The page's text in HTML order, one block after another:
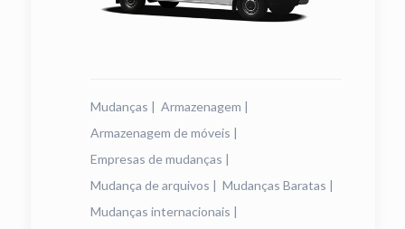
Mudanças | Armazenagem |
Armazenagem de móveis |
Empresas de mudanças |
Mudança de arquivos | Mudanças Baratas |
Mudanças internacionais |